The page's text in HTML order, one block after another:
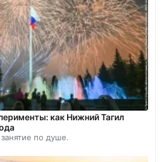
как Нижний Тагил
по душе.